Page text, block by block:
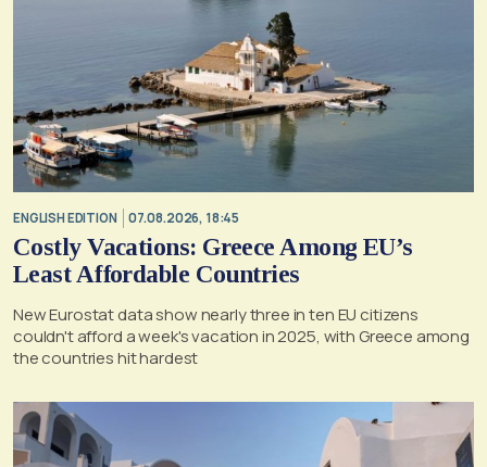
ENGLISH EDITION 07.08.2026, 18:45
Costly Vacations: Greece Among EU’s
Least Affordable Countries
New Eurostat data show nearly three in ten EU citizens
couldn't afford a week's vacation in 2025, with Greece among
the countries hit hardest